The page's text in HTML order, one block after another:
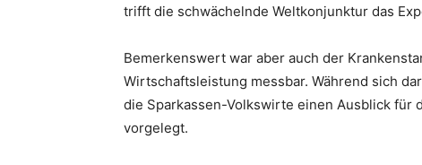
trifft die schwächelnde Weltkonjunktur das
Bemerkenswert war aber auch der
Wirtschaftsleistung messbar. Während sich
die Sparkassen-Volkswirte einen Ausblick für
vorgelegt.